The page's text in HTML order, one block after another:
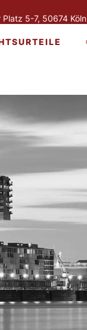
Platz 5-7, 50674 Köln